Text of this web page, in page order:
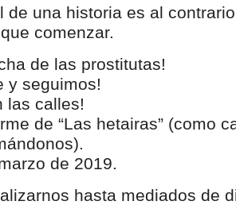
de una historia es al
comenzar.
de las prostitutas!
y seguimos!
las calles!
de “Las hetairas” (como
de 2019.
hasta mediados de